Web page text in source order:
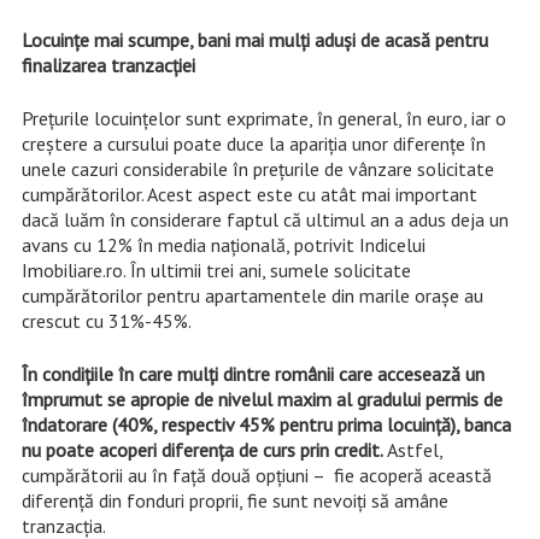
Locuințe mai scumpe, bani mai mulți aduși de acasă pentru
finalizarea tranzacției
Prețurile locuințelor sunt exprimate, în general, în euro, iar o
creștere a cursului poate duce la apariția unor diferențe în
unele cazuri considerabile în prețurile de vânzare solicitate
cumpărătorilor. Acest aspect este cu atât mai important
dacă luăm în considerare faptul că ultimul an a adus deja un
avans cu 12% în media națională, potrivit Indicelui
Imobiliare.ro. În ultimii trei ani, sumele solicitate
cumpărătorilor pentru apartamentele din marile orașe au
crescut cu 31%-45%.
În condițiile în care mulți dintre românii care accesează un
împrumut se apropie de nivelul maxim al gradului permis de
îndatorare (40%, respectiv 45% pentru prima locuință), banca
nu poate acoperi diferența de curs prin credit.Astfel,
cumpărătorii au în față două opțiuni – fie acoperă această
diferență din fonduri proprii, fie sunt nevoiți să amâne
tranzacția.